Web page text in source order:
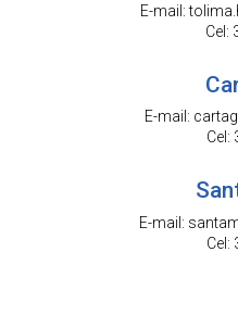
E-mail:
Cel:
E-mail:
Cel:
E-mail:
Cel: